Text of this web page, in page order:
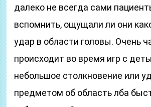
далеко не всегда сами
вспомнить, ощущали ли они
удар в области головы. Очень
происходит во время игр с
небольшое столкновение или
предметом об область лба